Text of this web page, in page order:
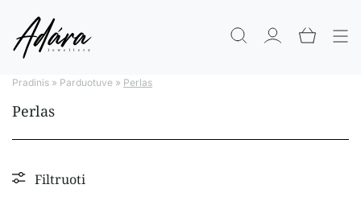
Pradinis » Parduotuve » Perlas
Perlas
Filtruoti